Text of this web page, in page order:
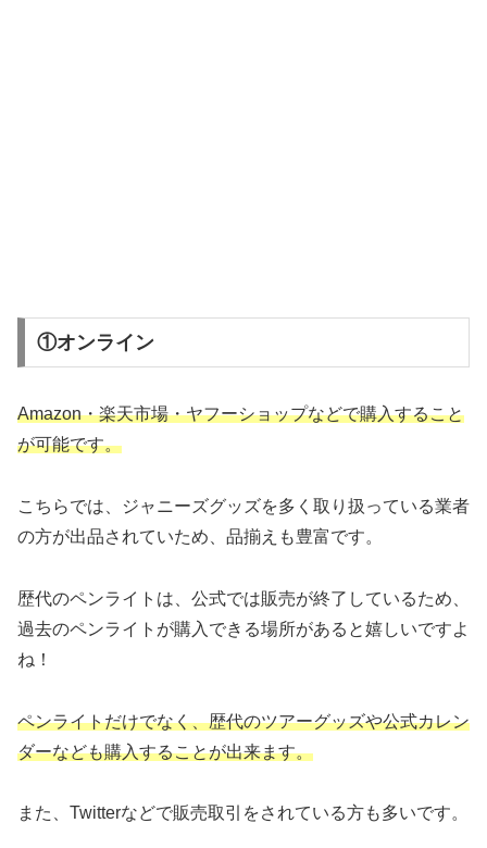
①オンライン
Amazon・楽天市場・ヤフーショップなどで購入すること
が可能です。
こちらでは、ジャニーズグッズを多く取り扱っている業者
の方が出品されていため、品揃えも豊富です。
歴代のペンライトは、公式では販売が終了しているため、
過去のペンライトが購入できる場所があると嬉しいですよ
ね！
ペンライトだけでなく、歴代のツアーグッズや公式カレン
ダーなども購入することが出来ます。
また、Twitterなどで販売取引をされている方も多いです。